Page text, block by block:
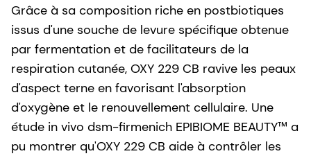
Grâce à sa composition riche en postbiotiques
issus d'une souche de levure spécifique obtenue
par fermentation et de facilitateurs de la
respiration cutanée, OXY 229 CB ravive les peaux
d'aspect terne en favorisant l'absorption
d'oxygène et le renouvellement cellulaire. Une
étude in vivo dsm-firmenich EPIBIOME BEAUTY™ a
pu montrer qu'OXY 229 CB aide à contrôler les